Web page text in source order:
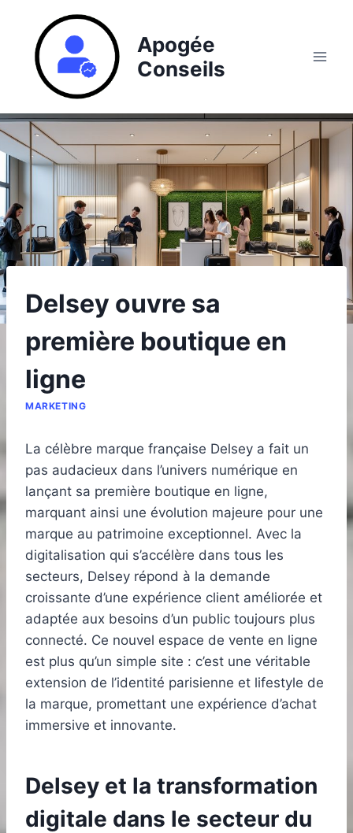
contenu
Apogée
Conseils
Delsey ouvre sa
première boutique en
ligne
MARKETING
La célèbre marque française Delsey a fait un
pas audacieux dans l’univers numérique en
lançant sa première boutique en ligne,
marquant ainsi une évolution majeure pour une
marque au patrimoine exceptionnel. Avec la
digitalisation qui s’accélère dans tous les
secteurs, Delsey répond à la demande
croissante d’une expérience client améliorée et
adaptée aux besoins d’un public toujours plus
connecté. Ce nouvel espace de vente en ligne
est plus qu’un simple site : c’est une véritable
extension de l’identité parisienne et lifestyle de
la marque, promettant une expérience d’achat
immersive et innovante.
Delsey et la transformation
digitale dans le secteur du